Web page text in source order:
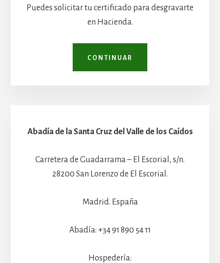
Puedes solicitar tu certificado para desgravarte
en Hacienda.
CONTINUAR
Abadía de la Santa Cruz del Valle de los Caídos
Carretera de Guadarrama – El Escorial, s/n.
28200 San Lorenzo de El Escorial.
Madrid. España
Abadía: +34 91 890 54 11
Hospedería: